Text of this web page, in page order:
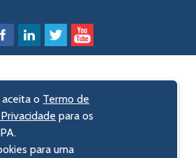
o Termo de
para os
para uma